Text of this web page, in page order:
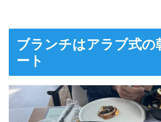
ブランチはアラブ式の
ート